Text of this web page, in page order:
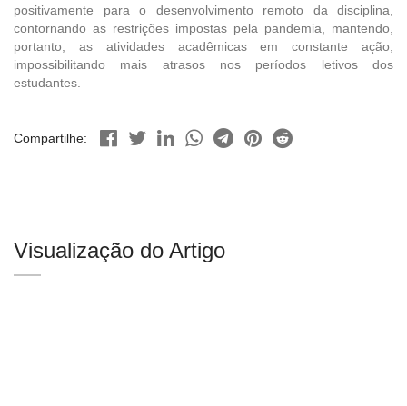
positivamente para o desenvolvimento remoto da disciplina,
contornando as restrições impostas pela pandemia, mantendo,
portanto, as atividades acadêmicas em constante ação,
impossibilitando mais atrasos nos períodos letivos dos
estudantes.
Compartilhe:
Visualização do Artigo